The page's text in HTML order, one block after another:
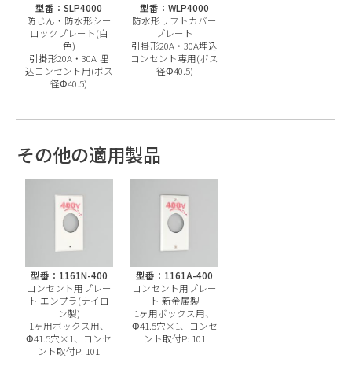
型番：SLP4000
防じん・防水形シー
ロックプレート(白
色)
引掛形20A・30A 埋
込コンセント用(ボス
径Φ40.5)
型番：WLP4000
防水形リフトカバー
プレート
引掛形20A・30A埋込
コンセント専用(ボス
径Φ40.5)
その他の適用製品
型番：1161N-400
コンセント用プレー
ト エンプラ(ナイロ
ン製)
1ヶ用ボックス用、
Φ41.5穴×1、コンセ
ント取付P: 101
型番：1161A-400
コンセント用プレー
ト 新金属製
1ヶ用ボックス用、
Φ41.5穴×1、コンセ
ント取付P: 101